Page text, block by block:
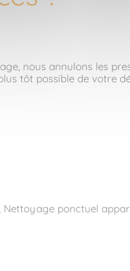
nous annulons les
tôt possible de votre
ponctuel